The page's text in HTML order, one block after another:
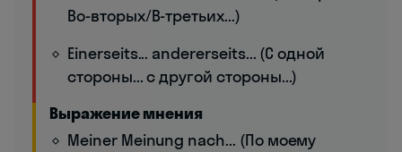
Во-вторых/В-третьих...)
Einerseits... andererseits... (С одной
стороны... с другой стороны...)
Выражение мнения
Meiner Meinung nach... (По моему